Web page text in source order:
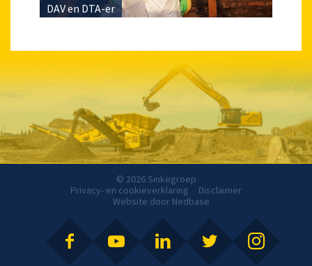
DAV en DTA-er
© 2026 Sinkegroep
Privacy- en cookieverklaring
Disclaimer
Website door Nedbase